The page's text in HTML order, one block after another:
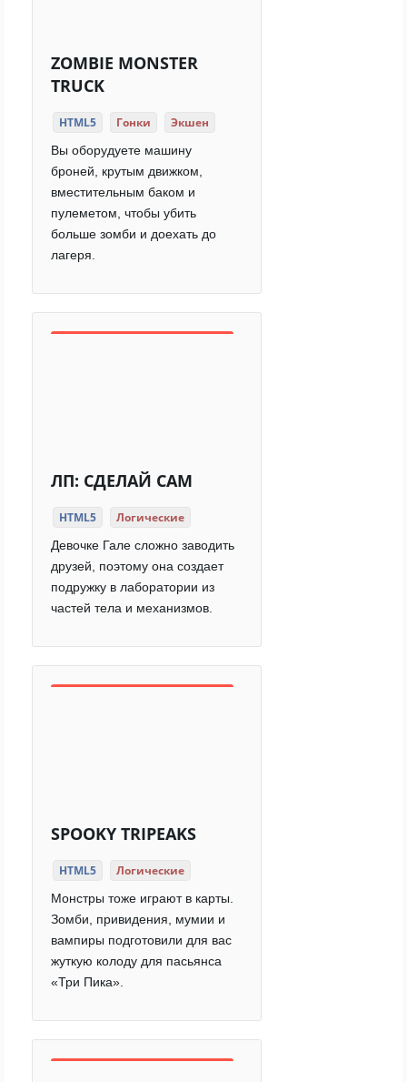
ZOMBIE MONSTER
TRUCK
HTML5 Гонки Экшен
Вы оборудуете машину
броней, крутым движком,
вместительным баком и
пулеметом, чтобы убить
больше зомби и доехать до
лагеря.
ЛП: СДЕЛАЙ САМ
HTML5 Логические
Девочке Гале сложно заводить
друзей, поэтому она создает
подружку в лаборатории из
частей тела и механизмов.
SPOOKY TRIPEAKS
HTML5 Логические
Монстры тоже играют в карты.
Зомби, привидения, мумии и
вампиры подготовили для вас
жуткую колоду для пасьянса
«Три Пика».